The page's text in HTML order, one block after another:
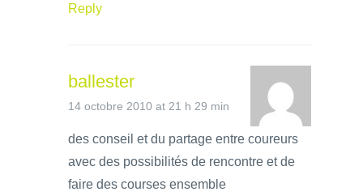
Reply
ballester
14 octobre 2010 at 21 h 29 min
des conseil et du partage entre coureurs
avec des possibilités de rencontre et de
faire des courses ensemble